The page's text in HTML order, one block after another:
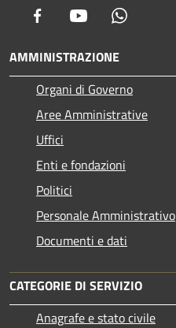
Facebook Youtube
AMMINISTRAZIONE
Organi di Governo
Aree Amministrative
Uffici
Enti e fondazioni
Politici
Personale Amministrativo
Documenti e dati
CATEGORIE DI SERVIZIO
Anagrafe e stato civile